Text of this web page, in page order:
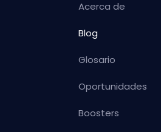
Acerca de
Blog
Glosario
Oportunidades
Boosters